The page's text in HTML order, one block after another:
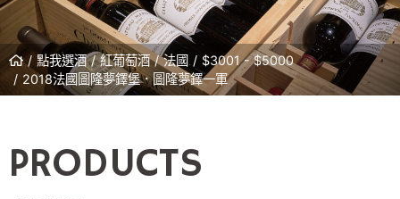
點我選酒 紅葡萄酒 法國
$3001 - $5000
2018法國圖隆夢鐸堡．圖隆夢鐸一軍
PRODUCTS